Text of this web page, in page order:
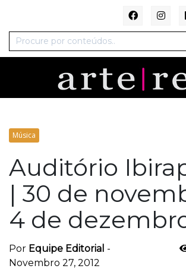
Música
Auditório
| 30 de
4 de
Por Equipe Editorial -
Novembro 27, 2012